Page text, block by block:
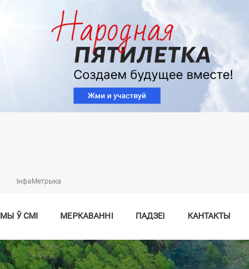
да
асноўнага
змесціва
IнфаMетрыка
МЫ Ў СМІ МЕРКАВАННІ ПАДЗЕІ КАНТАКТЫ